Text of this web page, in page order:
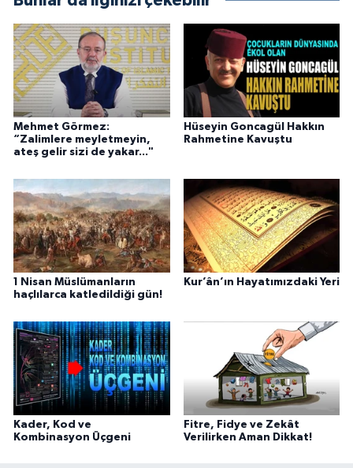
Mehmet Görmez:
“Zalimlere meyletmeyin,
ateş gelir sizi de yakar..."
Hüseyin Goncagül Hakkın
Rahmetine Kavuştu
1 Nisan Müslümanların
haçlılarca katledildiği gün!
Kur’ân’ın Hayatımızdaki Yeri
Kader, Kod ve
Kombinasyon Üçgeni
Fitre, Fidye ve Zekât
Verilirken Aman Dikkat!